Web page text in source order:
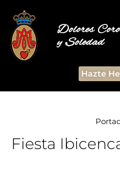
Dolores
y Soledad
Hazte
Fiesta